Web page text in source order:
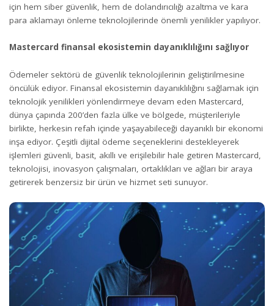
için hem siber güvenlik, hem de dolandırıcılığı azaltma ve kara
para aklamayı önleme teknolojilerinde önemli yenilikler yapılıyor.
Mastercard finansal ekosistemin dayanıklılığını sağlıyor
Ödemeler sektörü de güvenlik teknolojilerinin geliştirilmesine
öncülük ediyor. Finansal ekosistemin dayanıklılığını sağlamak için
teknolojik yenilikleri yönlendirmeye devam eden Mastercard,
dünya çapında 200’den fazla ülke ve bölgede, müşterileriyle
birlikte, herkesin refah içinde yaşayabileceği dayanıklı bir ekonomi
inşa ediyor. Çeşitli dijital ödeme seçeneklerini destekleyerek
işlemleri güvenli, basit, akıllı ve erişilebilir hale getiren Mastercard,
teknolojisi, inovasyon çalışmaları, ortaklıkları ve ağları bir araya
getirerek benzersiz bir ürün ve hizmet seti sunuyor.